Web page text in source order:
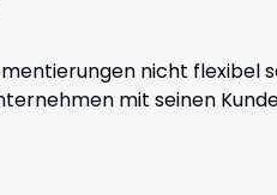
nicht flexibel
mit seinen